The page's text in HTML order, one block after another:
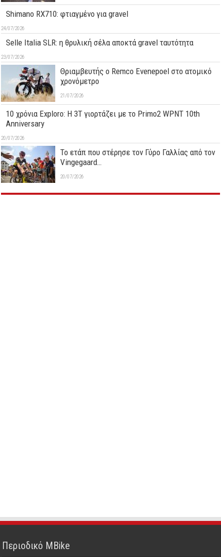
Shimano RX710: φτιαγμένο για gravel
24/07/2026
Selle Italia SLR: η θρυλική σέλα αποκτά gravel ταυτότητα
23/07/2026
Θριαμβευτής ο Remco Evenepoel στο ατομικό
χρονόμετρο
21/07/2026
10 χρόνια Exploro: Η 3T γιορτάζει με το Primo2 WPNT 10th
Anniversary
20/07/2026
Το ετάπ που στέρησε τον Γύρο Γαλλίας από τον
Vingegaard…
20/07/2026
Περιοδικό MBike